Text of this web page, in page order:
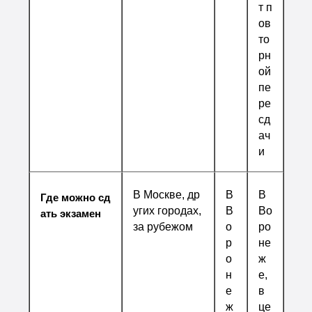
т п
ов
то
рн
ой
пе
ре
сд
ач
и
Где можно сд
ать экзамен
В Москве, др
угих городах,
за рубежом
В
В
о
р
о
н
е
ж
В
Во
ро
не
ж
е,
в
це